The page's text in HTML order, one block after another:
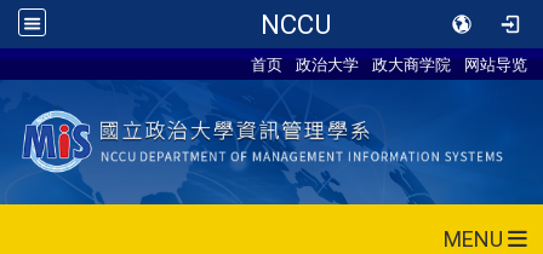
NCCU
首页 政治大学 政大商学院 网站导览
MENU